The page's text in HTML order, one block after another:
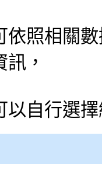
依照相關
，
以自行選